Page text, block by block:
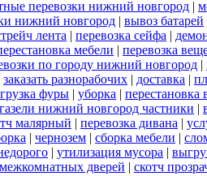
перевозки нижний новгород |
нижний новгород | вывоз батарей
лента | перевозка сейфа |
мебели | перевозка
по городу нижний новгород |
заказать разнорабочих | доставка |
фуры | уборка | перестановка
нижний новгород частники |
малярный | перевозка дивана |
| чернозем | сборка мебели |
| утилизация мусора |
дверей | скотч